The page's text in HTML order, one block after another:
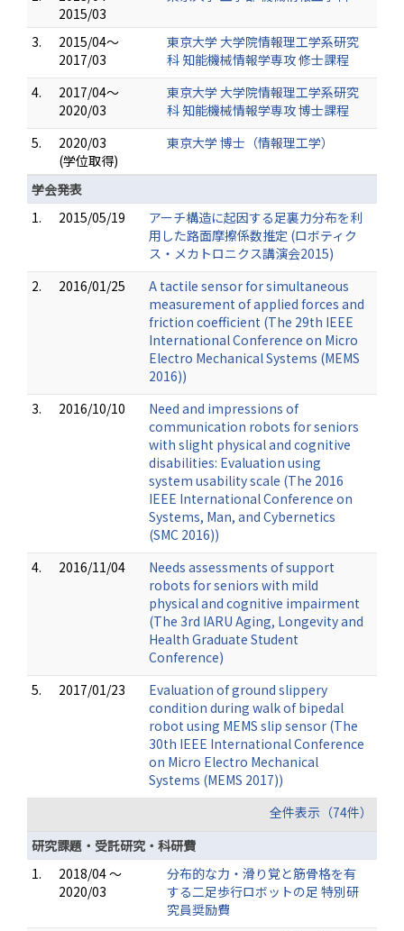
2015/03
3.
2015/04～
2017/03
東京大学 大学院情報理工学系研究
科 知能機械情報学専攻 修士課程
4.
2017/04～
2020/03
東京大学 大学院情報理工学系研究
科 知能機械情報学専攻 博士課程
5.
2020/03
(学位取得)
東京大学 博士（情報理工学）
学会発表
1.
2015/05/19
アーチ構造に起因する足裏力分布を利
用した路面摩擦係数推定 (ロボティク
ス・メカトロニクス講演会2015)
2.
2016/01/25
A tactile sensor for simultaneous
measurement of applied forces and
friction coefficient (The 29th IEEE
International Conference on Micro
Electro Mechanical Systems (MEMS
2016))
3.
2016/10/10
Need and impressions of
communication robots for seniors
with slight physical and cognitive
disabilities: Evaluation using
system usability scale (The 2016
IEEE International Conference on
Systems, Man, and Cybernetics
(SMC 2016))
4.
2016/11/04
Needs assessments of support
robots for seniors with mild
physical and cognitive impairment
(The 3rd IARU Aging, Longevity and
Health Graduate Student
Conference)
5.
2017/01/23
Evaluation of ground slippery
condition during walk of bipedal
robot using MEMS slip sensor (The
30th IEEE International Conference
on Micro Electro Mechanical
Systems (MEMS 2017))
全件表示（74件）
研究課題・受託研究・科研費
1.
2018/04 ～
2020/03
分布的な力・滑り覚と筋骨格を有
する二足歩行ロボットの足 特別研
究員奨励費